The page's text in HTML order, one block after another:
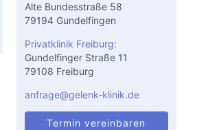
Alte Bundesstraße 58
79194 Gundelfingen
Privatklinik Freiburg:
Gundelfinger Straße 11
79108 Freiburg
anfrage@gelenk-klinik.de
Termin vereinbaren